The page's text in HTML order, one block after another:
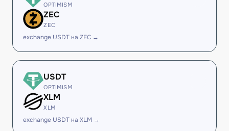
OPTIMISM
ZEC
ZEC
exchange USDT на ZEC →
USDT
OPTIMISM
XLM
XLM
exchange USDT на XLM →